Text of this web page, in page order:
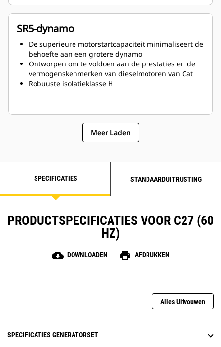
SR5-dynamo
De superieure motorstartcapaciteit minimaliseert de
behoefte aan een grotere dynamo
Ontworpen om te voldoen aan de prestaties en de
vermogenskenmerken van dieselmotoren van Cat
Robuuste isolatieklasse H
Meer Laden
SPECIFICATIES STANDAARDUITRUSTING
PRODUCTSPECIFICATIES VOOR C27 (60
HZ)
cloud_download DOWNLOADEN print AFDRUKKEN
Alles Uitvouwen
SPECIFICATIES GENERATORSET